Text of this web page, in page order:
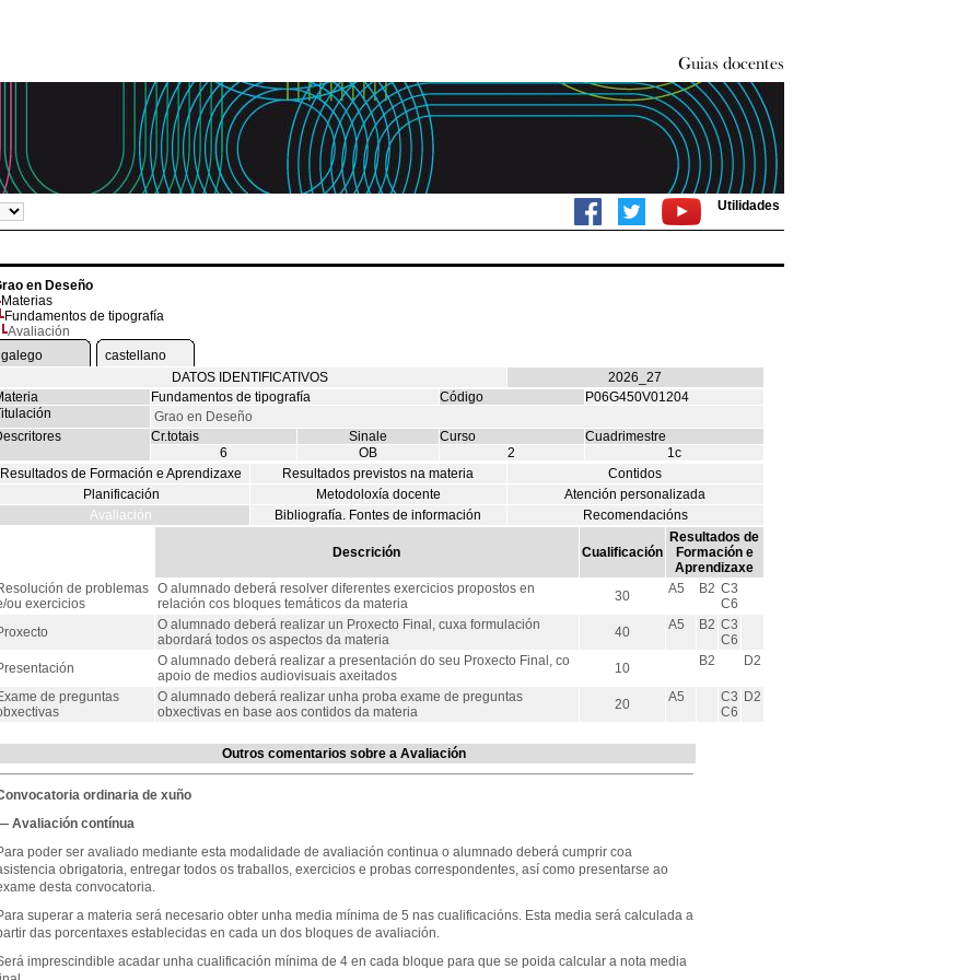
Utilidades
en Deseño
Materias
Fundamentos de tipografía
Avaliación
galego
castellano
DATOS IDENTIFICATIVOS
2026_27
Fundamentos de tipografía Código
P06G450V01204
Grao en Deseño
Cr.totais Sinale Curso
Cuadrimestre
6
OB 2
1c
Resultados de Formación e Aprendizaxe
Resultados previstos na materia
Contidos
Planificación
Metodoloxía docente
Atención personalizada
Avaliación
Bibliografía. Fontes de información Recomendacións
Descrición Cualificación
Resultados de
Formación e
Aprendizaxe
de problemas
ou exercicios
O alumnado deberá resolver diferentes exercicios propostos en
relación cos bloques temáticos da materia
30 A5 B2 C3
C6
O alumnado deberá realizar un Proxecto Final, cuxa formulación
abordará todos os aspectos da materia
40 A5 B2 C3
C6
O alumnado deberá realizar a presentación do seu Proxecto Final, co
apoio de medios audiovisuais axeitados
10 B2 D2
de preguntas
O alumnado deberá realizar unha proba exame de preguntas
obxectivas en base aos contidos da materia
20 A5
C3
C6
D2
Outros comentarios sobre a Avaliación
ordinaria de xuño
Avaliación contínua
poder ser avaliado mediante esta modalidade de avaliación continua o alumnado deberá cumprir coa
obrigatoria, entregar todos os traballos, exercicios e probas correspondentes, así como presentarse ao
desta convocatoria.
superar a materia será necesario obter unha media mínima de 5 nas cualificacións. Esta media será calculada a
das porcentaxes establecidas en cada un dos bloques de avaliación.
imprescindible acadar unha cualificación mínima de 4 en cada bloque para que se poida calcular a nota media